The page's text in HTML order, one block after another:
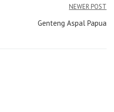
NEWER POST
Genteng Aspal Papua